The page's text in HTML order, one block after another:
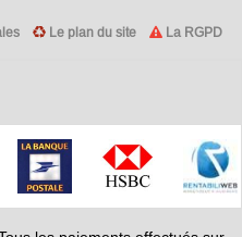
Le plan du site La RGPD